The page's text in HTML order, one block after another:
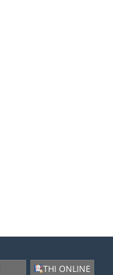
THI ONLINE